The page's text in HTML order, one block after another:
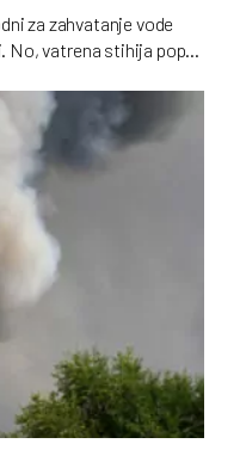
za zahvatanje vode
No, vatrena stihija poput